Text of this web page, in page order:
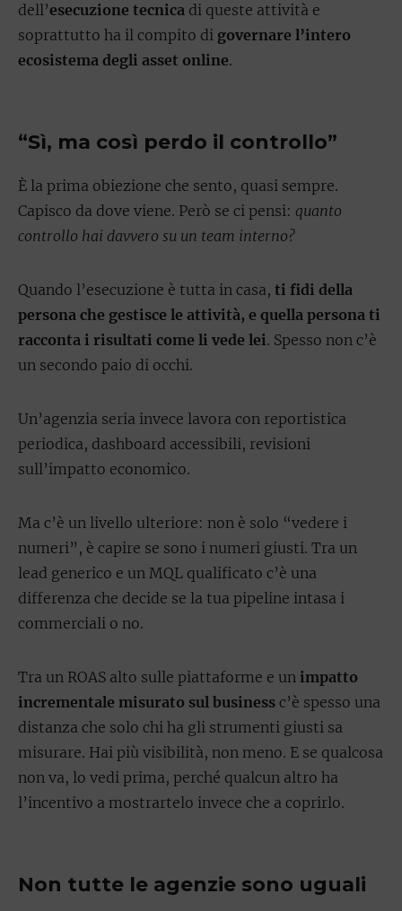
dell’esecuzione tecnica di queste attività e
soprattutto ha il compito di governare l’intero
ecosistema degli asset online.
“Sì, ma così perdo il controllo”
È la prima obiezione che sento, quasi sempre.
Capisco da dove viene. Però se ci pensi: quanto
controllo hai davvero su un team interno?
Quando l’esecuzione è tutta in casa, ti fidi della
persona che gestisce le attività, e quella persona ti
racconta i risultati come li vede lei. Spesso non c’è
un secondo paio di occhi.
Un’agenzia seria invece lavora con reportistica
periodica, dashboard accessibili, revisioni
sull’impatto economico.
Ma c’è un livello ulteriore: non è solo “vedere i
numeri”, è capire se sono i numeri giusti. Tra un
lead generico e un MQL qualificato c’è una
differenza che decide se la tua pipeline intasa i
commerciali o no.
Tra un ROAS alto sulle piattaforme e un impatto
incrementale misurato sul business c’è spesso una
distanza che solo chi ha gli strumenti giusti sa
misurare. Hai più visibilità, non meno. E se qualcosa
non va, lo vedi prima, perché qualcun altro ha
l’incentivo a mostrartelo invece che a coprirlo.
Non tutte le agenzie sono uguali